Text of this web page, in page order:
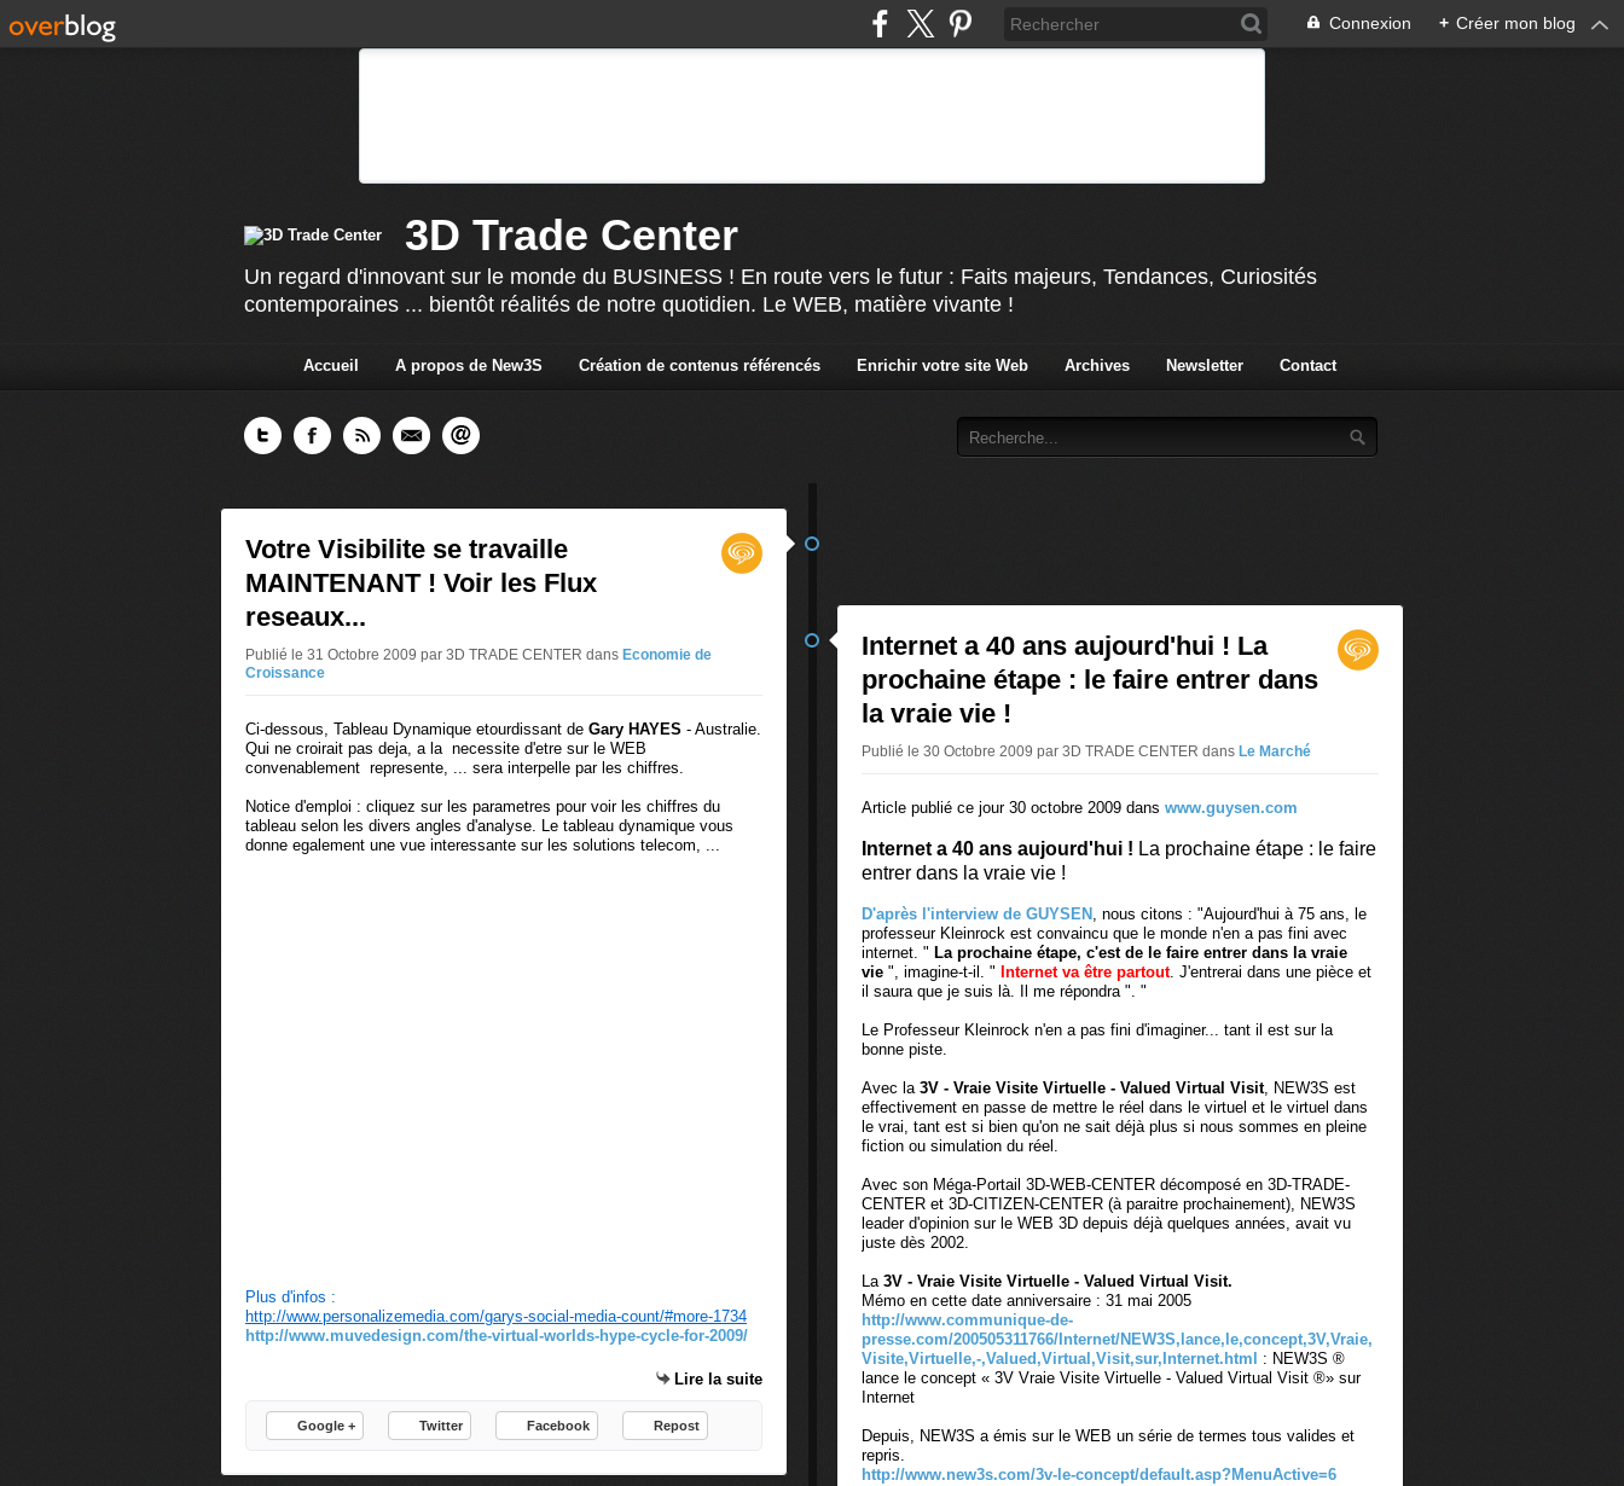
Connexion + Créer mon blog
3D Trade Center
Un regard d'innovant sur le monde du BUSINESS ! En route vers le futur : Faits majeurs, Tendances, Curiosités
contemporaines ... bientôt réalités de notre quotidien. Le WEB, matière vivante !
Accueil A propos de New3S Création de contenus référencés Enrichir votre site Web Archives Newsletter Contact
Votre Visibilite se travaille
MAINTENANT ! Voir les Flux
reseaux...
Publié le 31 Octobre 2009 par 3D TRADE CENTER dans Economie de
Croissance
Ci-dessous, Tableau Dynamique etourdissant de Gary HAYES - Australie.
Qui ne croirait pas deja, a la necessite d'etre sur le WEB
convenablement represente, ... sera interpelle par les chiffres.
Notice d'emploi : cliquez sur les parametres pour voir les chiffres du
tableau selon les divers angles d'analyse. Le tableau dynamique vous
donne egalement une vue interessante sur les solutions telecom, ...
Plus d'infos :
http://www.personalizemedia.com/garys-social-media-count/#more-1734
http://www.muvedesign.com/the-virtual-worlds-hype-cycle-for-2009/
Lire la suite
Google + Twitter Facebook Repost
Internet a 40 ans aujourd'hui ! La
prochaine étape : le faire entrer dans
la vraie vie !
Publié le 30 Octobre 2009 par 3D TRADE CENTER dans Le Marché
Article publié ce jour 30 octobre 2009 dans www.guysen.com
Internet a 40 ans aujourd'hui ! La prochaine étape : le faire
entrer dans la vraie vie !
D'après l'interview de GUYSEN , nous citons : "Aujourd'hui à 75 ans, le
professeur Kleinrock est convaincu que le monde n'en a pas fini avec
internet. " La prochaine étape, c'est de le faire entrer dans la vraie
vie ", imagine-t-il. " Internet va être partout. J'entrerai dans une pièce et
il saura que je suis là. Il me répondra ". "
Le Professeur Kleinrock n'en a pas fini d'imaginer... tant il est sur la
bonne piste.
Avec la 3V - Vraie Visite Virtuelle - Valued Virtual Visit, NEW3S est
effectivement en passe de mettre le réel dans le virtuel et le virtuel dans
le vrai, tant est si bien qu'on ne sait déjà plus si nous sommes en pleine
fiction ou simulation du réel.
Avec son Méga-Portail 3D-WEB-CENTER décomposé en 3D-TRADE-
CENTER et 3D-CITIZEN-CENTER (à paraitre prochainement), NEW3S
leader d'opinion sur le WEB 3D depuis déjà quelques années, avait vu
juste dès 2002.
La 3V - Vraie Visite Virtuelle - Valued Virtual Visit.
Mémo en cette date anniversaire : 31 mai 2005
http://www.communique-de-
presse.com/200505311766/Internet/NEW3S,lance,le,concept,3V,Vraie,
Visite,Virtuelle,-,Valued,Virtual,Visit,sur,Internet.html
: NEW3S ®
lance le concept « 3V Vraie Visite Virtuelle - Valued Virtual Visit ®» sur
Internet
Depuis, NEW3S a émis sur le WEB un série de termes tous valides et
repris.
http://www.new3s.com/3v-le-concept/default.asp?MenuActive=6